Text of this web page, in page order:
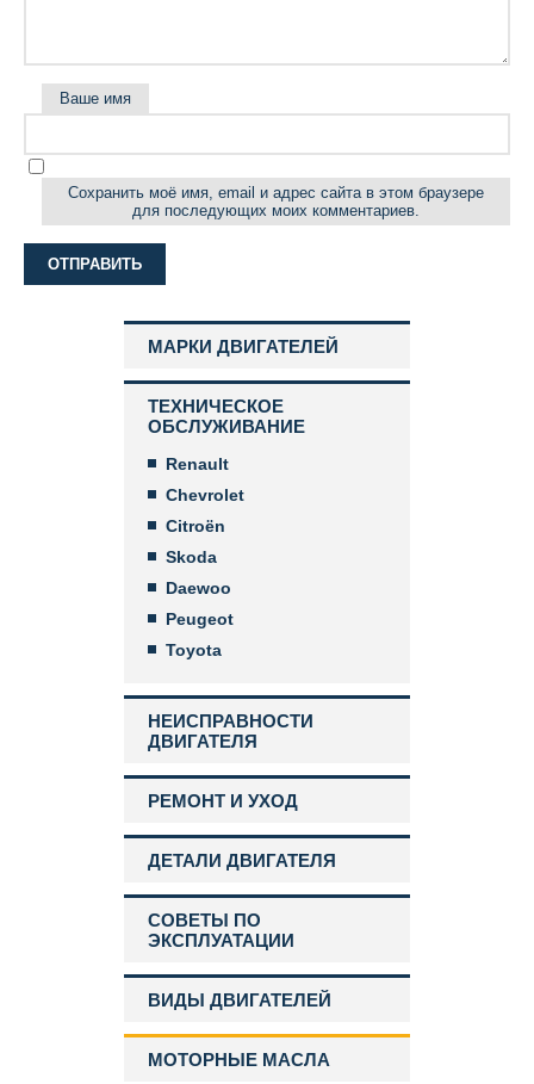
Ваше имя
Сохранить моё имя, email и адрес сайта в этом браузере
для последующих моих комментариев.
МАРКИ ДВИГАТЕЛЕЙ
ТЕХНИЧЕСКОЕ
ОБСЛУЖИВАНИЕ
Renault
Chevrolet
Citroën
Skoda
Daewoo
Peugeot
Toyota
НЕИСПРАВНОСТИ
ДВИГАТЕЛЯ
РЕМОНТ И УХОД
ДЕТАЛИ ДВИГАТЕЛЯ
СОВЕТЫ ПО
ЭКСПЛУАТАЦИИ
ВИДЫ ДВИГАТЕЛЕЙ
МОТОРНЫЕ МАСЛА